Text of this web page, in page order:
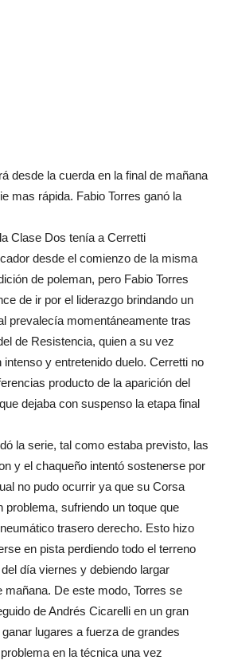
desde la cuerda en la final de mañana
mas rápida. Fabio Torres ganó la
Clase Dos tenía a Cerretti
desde el comienzo de la misma
de poleman, pero Fabio Torres
de ir por el liderazgo brindando un
prevalecía momentáneamente tras
de Resistencia, quien a su vez
y entretenido duelo. Cerretti no
producto de la aparición del
dejaba con suspenso la etapa final
la serie, tal como estaba previsto, las
y el chaqueño intentó sostenerse por
no pudo ocurrir ya que su Corsa
sufriendo un toque que
trasero derecho. Esto hizo
en pista perdiendo todo el terreno
día viernes y debiendo largar
mañana. De este modo, Torres se
de Andrés Cicarelli en un gran
lugares a fuerza de grandes
en la técnica una vez